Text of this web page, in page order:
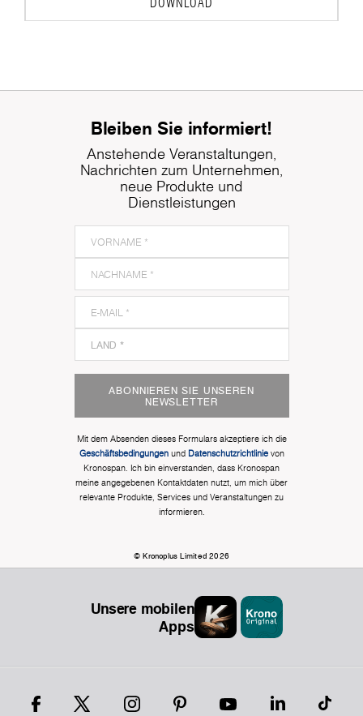
DOWNLOAD
Bleiben Sie informiert!
Anstehende Veranstaltungen,
Nachrichten zum Unternehmen,
neue Produkte und
Dienstleistungen
ABONNIEREN SIE UNSEREN
NEWSLETTER
Mit dem Absenden dieses Formulars akzeptiere ich die
Geschäftsbedingungenund Datenschutzrichtlinievon
Kronospan. Ich bin einverstanden, dass Kronospan
meine angegebenen Kontaktdaten nutzt, um mich über
relevante Produkte, Services und Veranstaltungen zu
informieren.
© Kronoplus Limited 2026
Unsere mobilen
Apps